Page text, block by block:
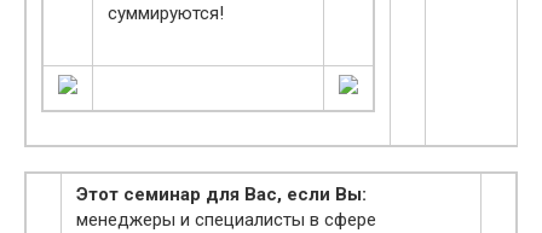
суммируются!
Этот семинар для Вас, если Вы:
менеджеры и специалисты в сфере